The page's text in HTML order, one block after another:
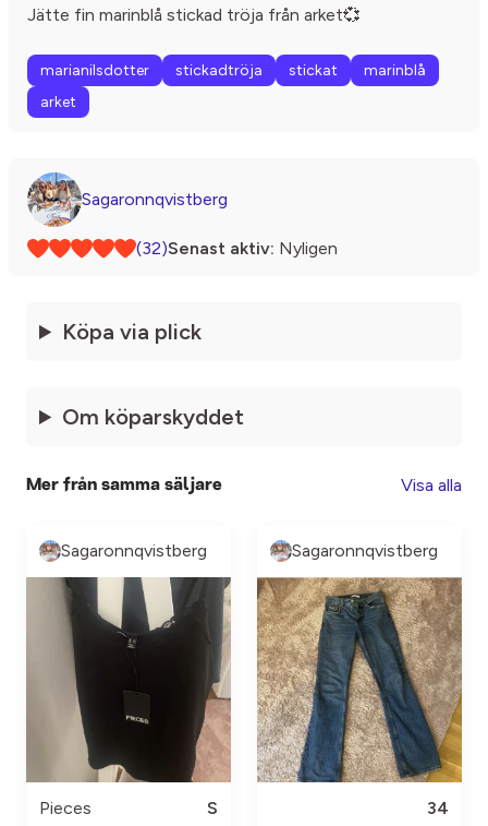
Jätte fin marinblå stickad tröja från arket💞
marianilsdotter stickadtröja stickat
marinblå
arket
Sagaronnqvistberg
(32)Senast aktiv: Nyligen
Köpa via plick
Om köparskyddet
Mer från samma säljare Visa alla
Sagaronnqvistberg
Pieces S
Sagaronnqvistberg
34